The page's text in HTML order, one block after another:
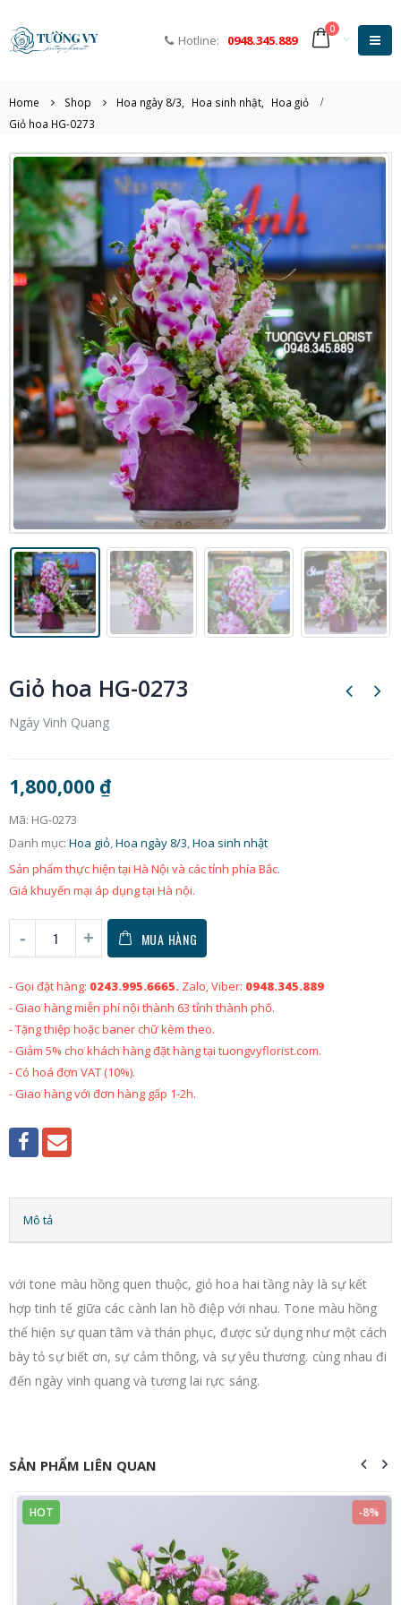
Hotline: 0948.345.889
0
Home Shop Hoa ngày 8/3 Hoa sinh nhật
Hoa giỏ
Giỏ hoa HG-0273
Giỏ hoa HG-0273
Ngày Vinh Quang
1,800,000 ₫
Mã: HG-0273
Danh mục: Hoa giỏ,Hoa ngày 8/3,Hoa sinh nhật
Sản phẩm thực hiện tại Hà Nội và các tỉnh phía Bắc.
Giá khuyến mại áp dụng tại Hà nội.
MUA HÀNG
- Gọi đặt hàng: 0243.995.6665. Zalo, Viber: 0948.345.889
- Giao hàng miễn phí nội thành 63 tỉnh thành phố.
- Tặng thiệp hoặc baner chữ kèm theo.
- Giảm 5% cho khách hàng đặt hàng tại tuongvyflorist.com.
- Có hoá đơn VAT (10%).
- Giao hàng với đơn hàng gấp 1-2h.
Mô tả
với tone màu hồng quen thuộc, giỏ hoa hai tầng này là sự kết
hợp tinh tế giữa các cành lan hồ điệp với nhau. Tone màu hồng
thể hiện sự quan tâm và thán phục, được sử dụng như một cách
bày tỏ sự biết ơn, sự cảm thông, và sự yêu thương. cùng nhau đi
đến ngày vinh quang và tương lai rực sáng.
SẢN PHẨM LIÊN QUAN
HOT -8%